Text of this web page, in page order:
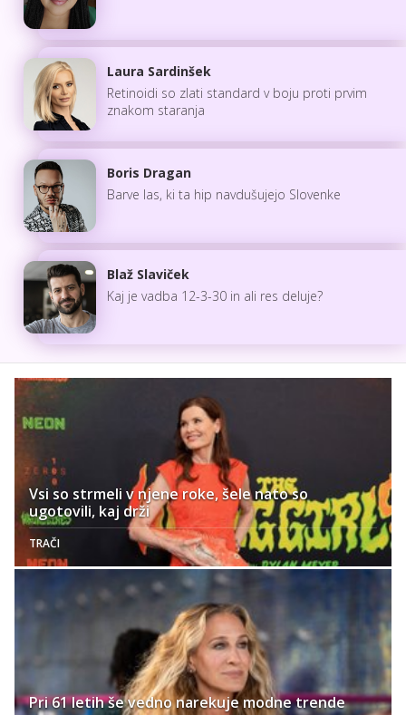
Laura Sardinšek
Retinoidi so zlati standard v boju proti prvim
znakom staranja
Boris Dragan
Barve las, ki ta hip navdušujejo Slovenke
Blaž Slaviček
Kaj je vadba 12-3-30 in ali res deluje?
Vsi so strmeli v njene roke, šele nato so
ugotovili, kaj drži
TRAČI
Pri 61 letih še vedno narekuje modne trende